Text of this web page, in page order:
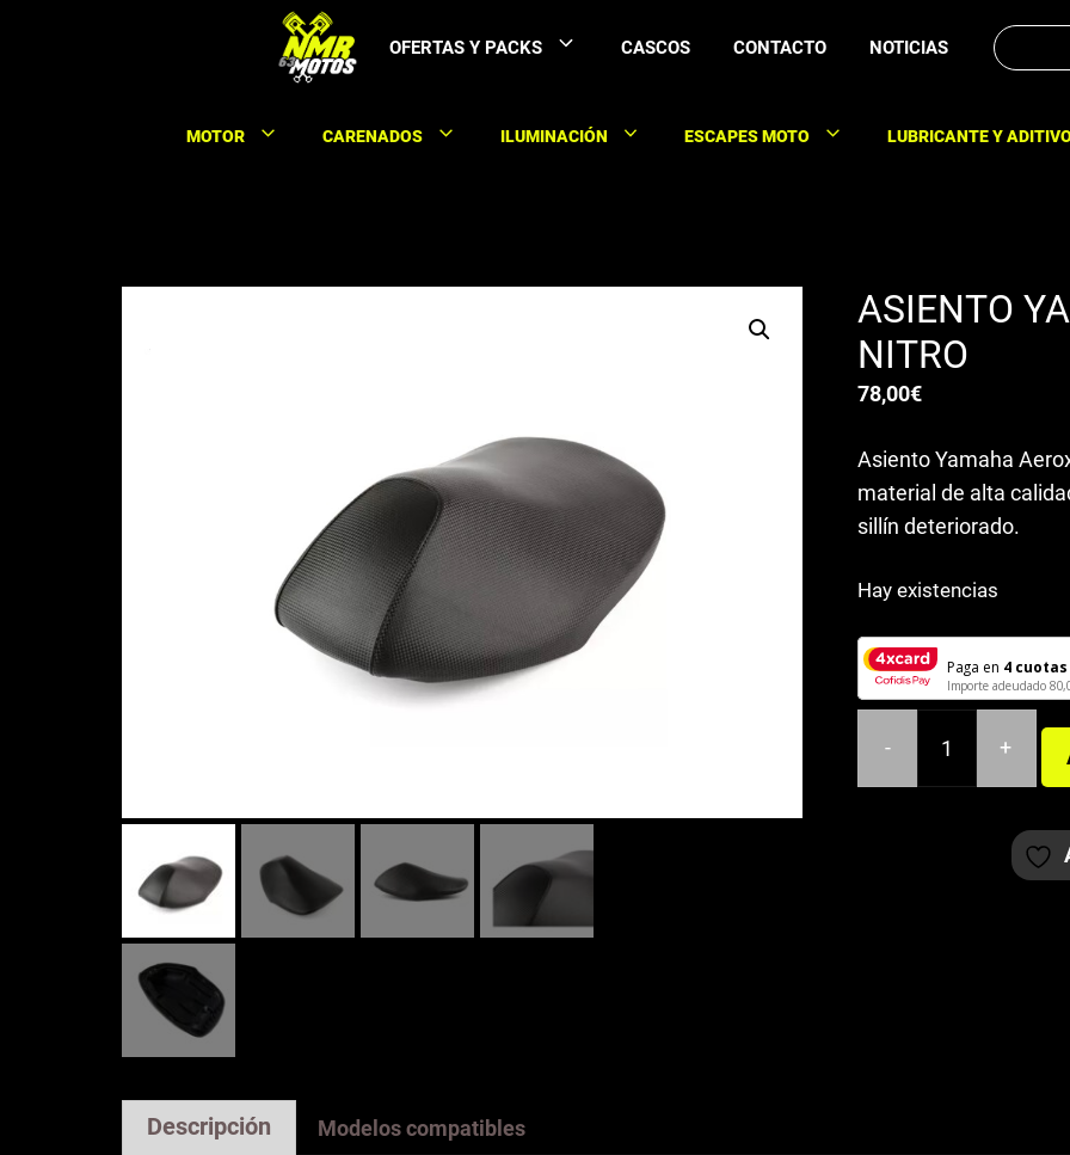
OFERTAS Y PACKS CASCOS CONTACTO NOTICIAS Buscar:
MOTOR CARENADOS ILUMINACIÓN ESCAPES MOTO LUBRICANTE Y
ASIENTO
NITRO
78,00€
Asiento Yamaha
material de alta
sillín deteriorado.
Hay existencias
Paga en 4 cuotas
Importe adeudado
-
YAMAHA
+
Descripción Modelos compatibles